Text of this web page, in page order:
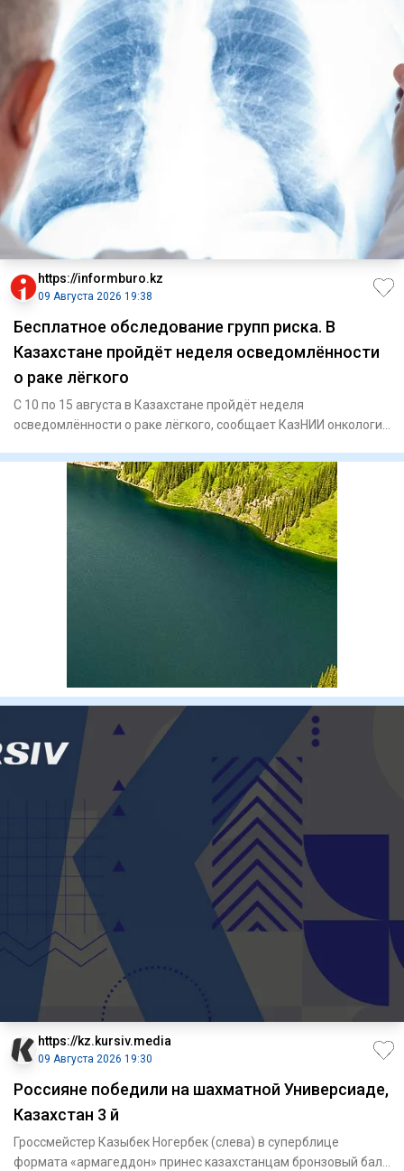
https://informburo.kz
09 Августа 2026 19:38
Бесплатное обследование групп риска. В
Казахстане пройдёт неделя осведомлённости
о раке лёгкого
С 10 по 15 августа в Казахстане пройдёт неделя
осведомлённости о раке лёгкого, сообщает КазНИИ онкологии
https://kz.kursiv.media
09 Августа 2026 19:30
Россияне победили на шахматной Универсиаде,
Казахстан 3 й
Гроссмейстер Казыбек Ногербек (слева) в суперблице
формата «армагеддон» принес казахстанцам бронзовый балл